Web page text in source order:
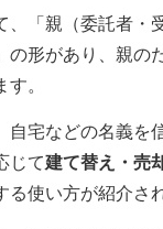
、「親（委託者・
の形があり、親の
。
自宅などの名義を
じて建て替え・売
る使い方が紹介さ